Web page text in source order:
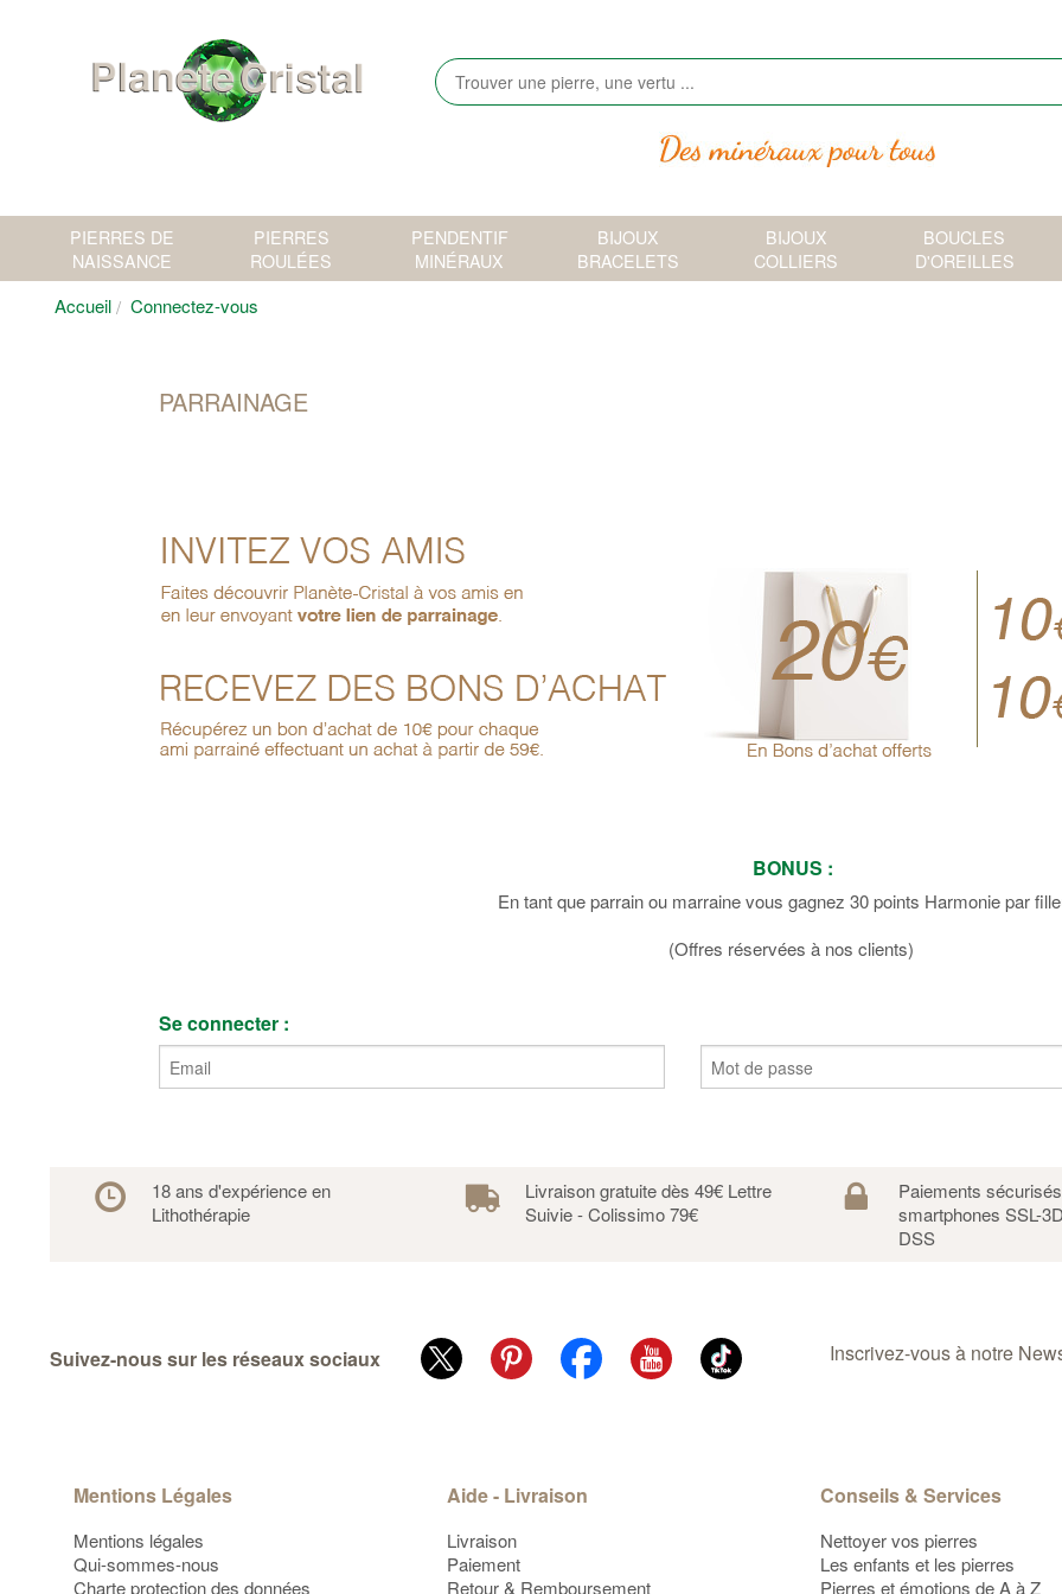
PIERRES DE
NAISSANCE
PIERRES
ROULÉES
PENDENTIF
MINÉRAUX
BIJOUX
BRACELETS
BIJOUX
COLLIERS
BOUCLES
D'OREILLES
Accueil Connectez-vous
PARRAINAGE
BONUS :
En tant que parrain ou marraine vous gagnez 30 points Harmonie par
(Offres réservées à nos clients)
Se connecter :
18 ans d'expérience en
Lithothérapie
Livraison gratuite dès 49€ Lettre
Suivie - Colissimo 79€
Paiements sécurisés
smartphones SSL-
DSS
Suivez-nous sur les réseaux sociaux Inscrivez-vous à notre
Mentions Légales
Mentions légales
Qui-sommes-nous
Charte protection des données
Aide - Livraison
Livraison
Paiement
Retour & Remboursement
Conseils & Services
Nettoyer vos pierres
Les enfants et les pierres
Pierres et émotions de A à Z